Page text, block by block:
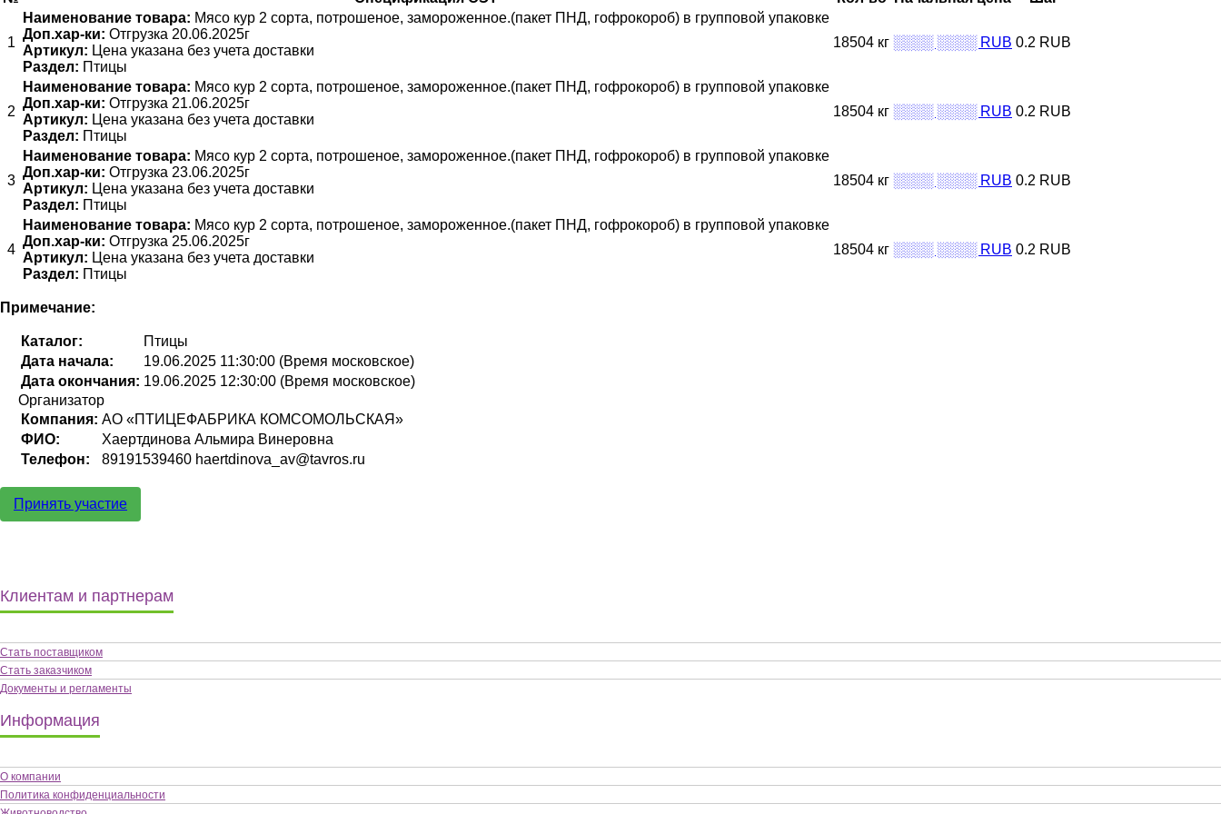
1
Наименование товара: Мясо кур 2 сорта, потрошеное, замороженное.(пакет ПНД, гофрокороб) в групповой упаковке
Доп.хар-ки: Отгрузка 20.06.2025г
Артикул: Цена указана без учета доставки
Раздел: Птицы
18504 кг ░░░░ ░░░░ RUB 0.2 RUB
2
Наименование товара: Мясо кур 2 сорта, потрошеное, замороженное.(пакет ПНД, гофрокороб) в групповой упаковке
Доп.хар-ки: Отгрузка 21.06.2025г
Артикул: Цена указана без учета доставки
Раздел: Птицы
18504 кг ░░░░ ░░░░ RUB 0.2 RUB
3
Наименование товара: Мясо кур 2 сорта, потрошеное, замороженное.(пакет ПНД, гофрокороб) в групповой упаковке
Доп.хар-ки: Отгрузка 23.06.2025г
Артикул: Цена указана без учета доставки
Раздел: Птицы
18504 кг ░░░░ ░░░░ RUB 0.2 RUB
4
Наименование товара: Мясо кур 2 сорта, потрошеное, замороженное.(пакет ПНД, гофрокороб) в групповой упаковке
Доп.хар-ки: Отгрузка 25.06.2025г
Артикул: Цена указана без учета доставки
Раздел: Птицы
18504 кг ░░░░ ░░░░ RUB 0.2 RUB
Примечание:
Каталог:
Птицы
Дата начала:
19.06.2025 11:30:00 (Время московское)
Дата окончания: 19.06.2025 12:30:00 (Время московское)
Организатор
Компания: АО «ПТИЦЕФАБРИКА КОМСОМОЛЬСКАЯ»
ФИО:
Хаертдинова Альмира Винеровна
Телефон:
89191539460 haertdinova_av@tavros.ru
Принять участие
Клиентам и партнерам
Стать поставщиком
Стать заказчиком
Документы и регламенты
Информация
О компании
Политика конфиденциальности